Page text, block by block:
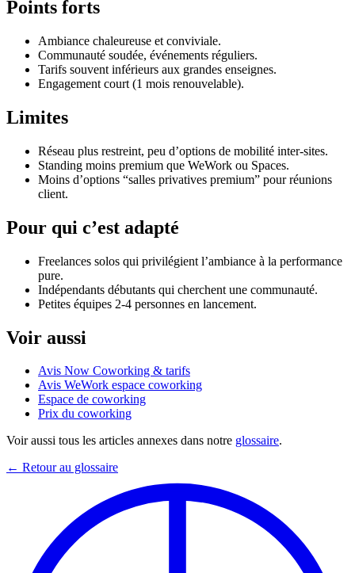
Points forts
Ambiance chaleureuse et conviviale.
Communauté soudée, événements réguliers.
Tarifs souvent inférieurs aux grandes enseignes.
Engagement court (1 mois renouvelable).
Limites
Réseau plus restreint, peu d’options de mobilité inter-sites.
Standing moins premium que WeWork ou Spaces.
Moins d’options “salles privatives premium” pour réunions
client.
Pour qui c’est adapté
Freelances solos qui privilégient l’ambiance à la performance
pure.
Indépendants débutants qui cherchent une communauté.
Petites équipes 2-4 personnes en lancement.
Voir aussi
Avis Now Coworking & tarifs
Avis WeWork espace coworking
Espace de coworking
Prix du coworking
Voir aussi tous les articles annexes dans notre glossaire.
← Retour au glossaire